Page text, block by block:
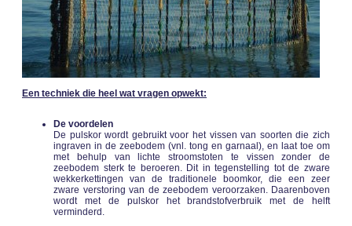
Een techniek die heel wat vragen opwekt:
De voordelen
De pulskor wordt gebruikt voor het vissen van soorten die zich
ingraven in de zeebodem (vnl. tong en garnaal), en laat toe om
met behulp van lichte stroomstoten te vissen zonder de
zeebodem sterk te beroeren. Dit in tegenstelling tot de zware
wekkerkettingen van de traditionele boomkor, die een zeer
zware verstoring van de zeebodem veroorzaken. Daarenboven
wordt met de pulskor het brandstofverbruik met de helft
verminderd.